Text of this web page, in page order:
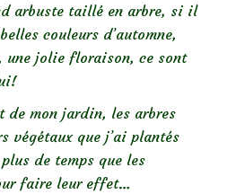
arbuste taillé en arbre, si il
couleurs d’automne,
une jolie floraison, ce sont
de mon jardin, les arbres
végétaux que j’ai plantés
de temps que les
faire leur effet…